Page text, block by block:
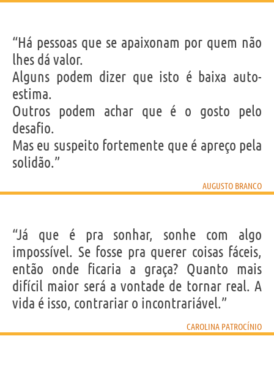
“Há pessoas que se apaixonam por quem não
lhes dá valor.
Alguns podem dizer que isto é baixa auto-
estima.
Outros podem achar que é o gosto pelo
desafio.
Mas eu suspeito fortemente que é apreço pela
solidão.”
AUGUSTO BRANCO
“Já que é pra sonhar, sonhe com algo
impossível. Se fosse pra querer coisas fáceis,
então onde ficaria a graça? Quanto mais
difícil maior será a vontade de tornar real. A
vida é isso, contrariar o incontrariável.”
CAROLINA PATROCÍNIO